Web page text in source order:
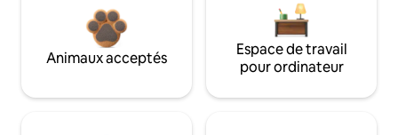
Animaux acceptés
Espace de travail
pour ordinateur